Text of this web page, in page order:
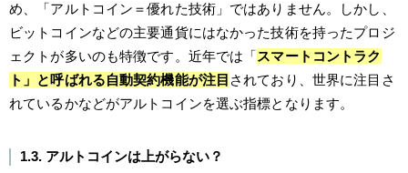
め、「アルトコイン＝優れた技術」ではありません。しかし、
ビットコインなどの主要通貨にはなかった技術を持ったプロジ
ェクトが多いのも特徴です。近年では「スマートコントラク
ト」と呼ばれる自動契約機能が注目 されており、世界に注目さ
れているかなどがアルトコインを選ぶ指標となります。
1.3. アルトコインは上がらない？